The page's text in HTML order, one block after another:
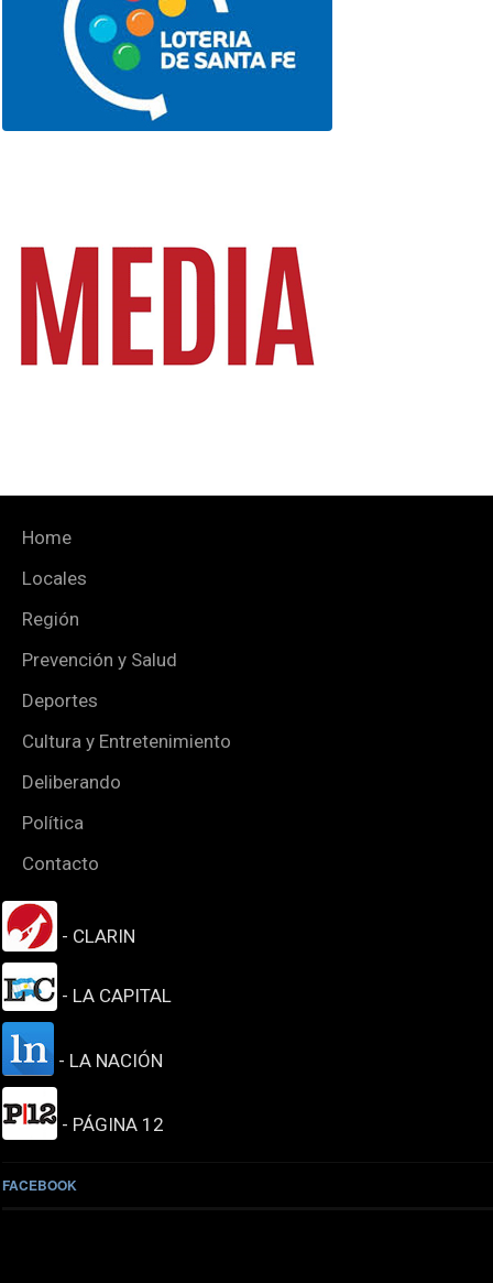
Home
Locales
Región
Prevención y Salud
Deportes
Cultura y Entretenimiento
Deliberando
Política
Contacto
- CLARIN
- LA CAPITAL
- LA NACIÓN
- PÁGINA 12
FACEBOOK